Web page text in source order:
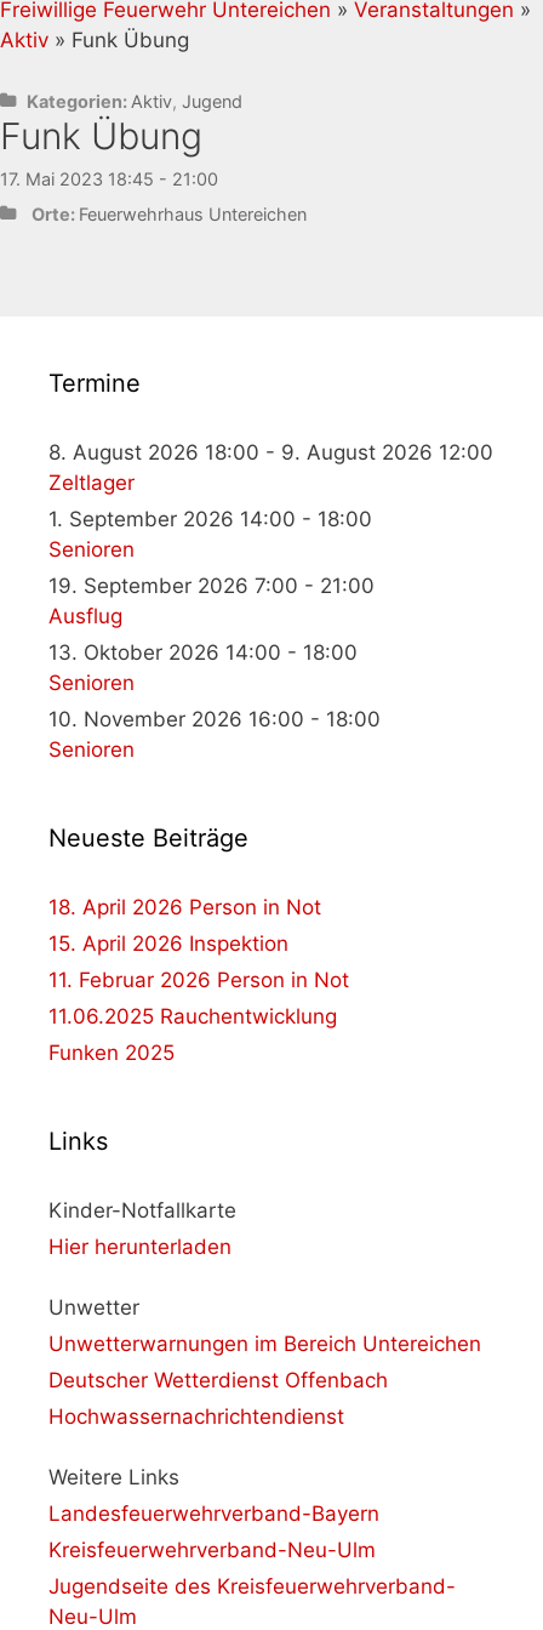
Freiwillige Feuerwehr Untereichen » Veranstaltungen »
Aktiv » Funk Übung
Kategorien: Aktiv, Jugend
Funk Übung
17. Mai 2023 18:45 - 21:00
Orte: Feuerwehrhaus Untereichen
Termine
8. August 2026 18:00 - 9. August 2026 12:00
Zeltlager
1. September 2026 14:00 - 18:00
Senioren
19. September 2026 7:00 - 21:00
Ausflug
13. Oktober 2026 14:00 - 18:00
Senioren
10. November 2026 16:00 - 18:00
Senioren
Neueste Beiträge
18. April 2026 Person in Not
15. April 2026 Inspektion
11. Februar 2026 Person in Not
11.06.2025 Rauchentwicklung
Funken 2025
Links
Kinder-Notfallkarte
Hier herunterladen
Unwetter
Unwetterwarnungen im Bereich Untereichen
Deutscher Wetterdienst Offenbach
Hochwassernachrichtendienst
Weitere Links
Landesfeuerwehrverband-Bayern
Kreisfeuerwehrverband-Neu-Ulm
Jugendseite des Kreisfeuerwehrverband-
Neu-Ulm